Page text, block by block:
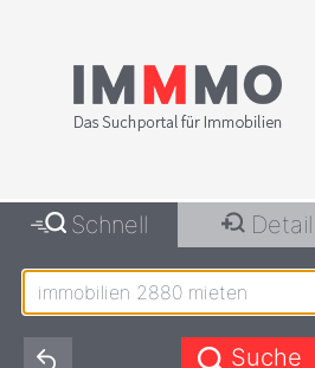
Schnell Detail